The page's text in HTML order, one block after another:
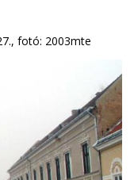
fotó: 2003mte